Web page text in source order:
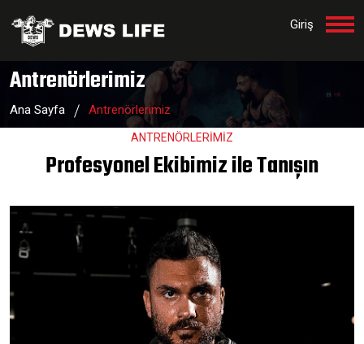
Giriş
Antrenörlerimiz
Ana Sayfa Antrenörlerimiz
ANTRENÖRLERİMİZ
Profesyonel Ekibimiz ile Tanışın